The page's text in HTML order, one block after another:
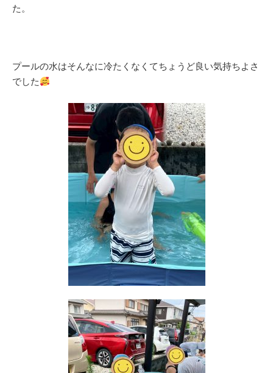
た。
プールの水はそんなに冷たくなくてちょうど良い気持ちよさ
でした